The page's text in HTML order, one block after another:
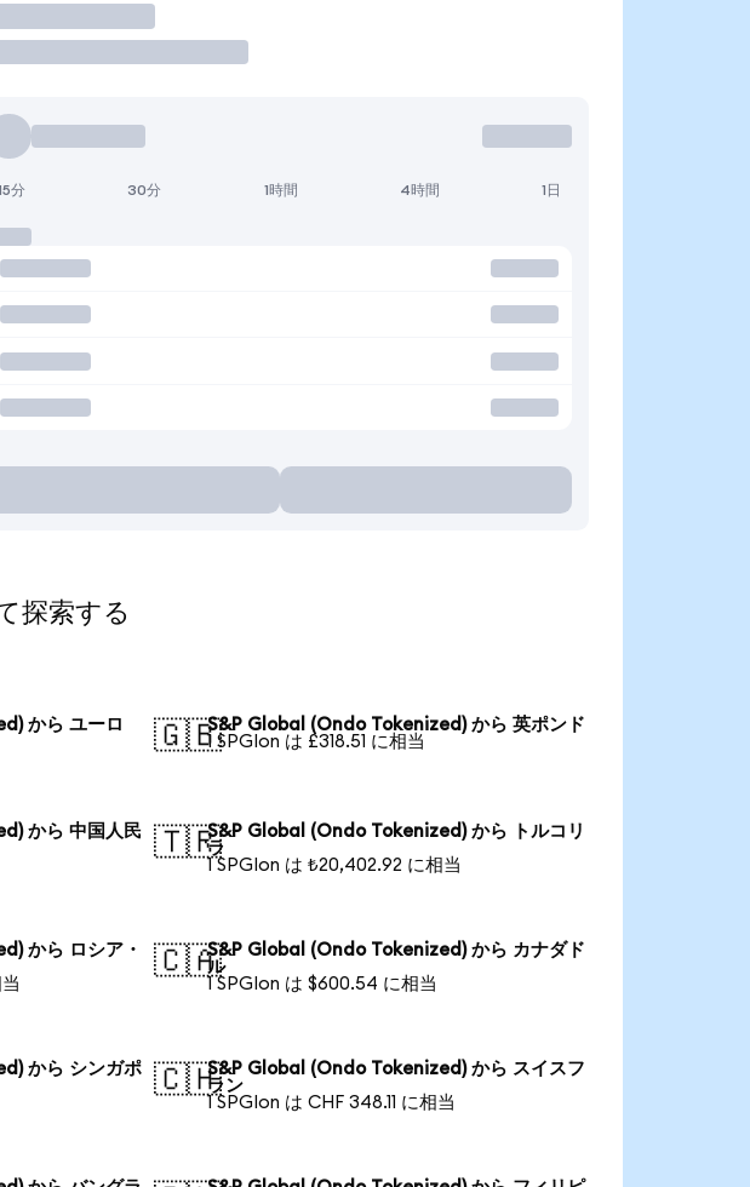
分 30分 1時間 4時間 1日
索する
から ユーロ
🇬🇧S&P Global (Ondo Tokenized) から 英ポンド
1 SPGIon は £318.51 に相当
から 中国人民
🇹🇷S&P Global (Ondo Tokenized) から トルコリ
ラ
1 SPGIon は ₺20,402.92 に相当
から ロシア・
🇨🇦S&P Global (Ondo Tokenized) から カナダド
ル
1 SPGIon は $600.54 に相当
から シンガポ
🇨🇭S&P Global (Ondo Tokenized) から スイスフ
ラン
1 SPGIon は CHF 348.11 に相当